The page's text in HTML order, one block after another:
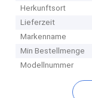
Herkunftsort
Lieferzeit
Markenname
Min Bestellmenge
Modellnummer